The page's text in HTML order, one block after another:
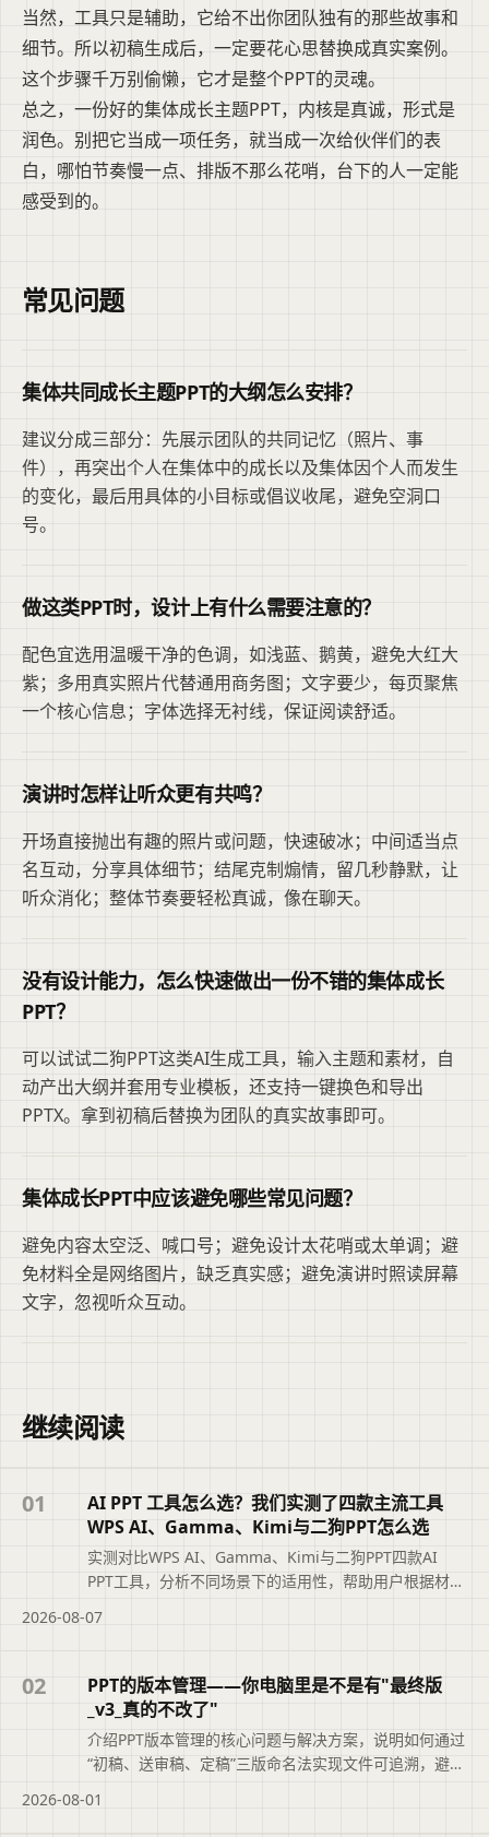
当然，工具只是辅助，它给不出你团队独有的那些故事和
细节。所以初稿生成后，一定要花心思替换成真实案例。
这个步骤千万别偷懒，它才是整个PPT的灵魂。
总之，一份好的集体成长主题PPT，内核是真诚，形式是
润色。别把它当成一项任务，就当成一次给伙伴们的表
白，哪怕节奏慢一点、排版不那么花哨，台下的人一定能
感受到的。
常见问题
集体共同成长主题PPT的大纲怎么安排？
建议分成三部分：先展示团队的共同记忆（照片、事
件），再突出个人在集体中的成长以及集体因个人而发生
的变化，最后用具体的小目标或倡议收尾，避免空洞口
号。
做这类PPT时，设计上有什么需要注意的？
配色宜选用温暖干净的色调，如浅蓝、鹅黄，避免大红大
紫；多用真实照片代替通用商务图；文字要少，每页聚焦
一个核心信息；字体选择无衬线，保证阅读舒适。
演讲时怎样让听众更有共鸣？
开场直接抛出有趣的照片或问题，快速破冰；中间适当点
名互动，分享具体细节；结尾克制煽情，留几秒静默，让
听众消化；整体节奏要轻松真诚，像在聊天。
没有设计能力，怎么快速做出一份不错的集体成长
PPT？
可以试试二狗PPT这类AI生成工具，输入主题和素材，自
动产出大纲并套用专业模板，还支持一键换色和导出
PPTX。拿到初稿后替换为团队的真实故事即可。
集体成长PPT中应该避免哪些常见问题？
避免内容太空泛、喊口号；避免设计太花哨或太单调；避
免材料全是网络图片，缺乏真实感；避免演讲时照读屏幕
文字，忽视听众互动。
继续阅读
01
AI PPT 工具怎么选？我们实测了四款主流工具
WPS AI、Gamma、Kimi与二狗PPT怎么选
实测对比WPS AI、Gamma、Kimi与二狗PPT四款AI
PPT工具，分析不同场景下的适用性，帮助用户根据材料
目追求综合排名。摘要依据标题与正文整理，概括页面
断文章是否符合当前需求，再查看完整原文。
2026-08-07
02
PPT的版本管理——你电脑里是不是有"最终版
_v3_真的不改了"
介绍PPT版本管理的核心问题与解决方案，说明如何通过
“初稿、送审稿、定稿”三版命名法实现文件可追溯，避免
大纲版本记录功能，帮助职场人快速定位正确文件，提
2026-08-01